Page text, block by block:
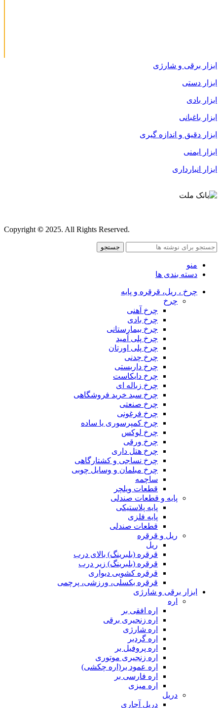
ابزار برقی و شارژی
ابزار دستی
ابزار بادی
ابزار باغبانی
ابزار دقیق و اندازه گیری
ابزار ایمنی
ابزار انبارداری
Copyright © 2025. All Rights Reserved.
جستجو
منو
دسته بندی ها
چرخ ، ریل، قرقره و پایه
چرخ
چرخ آهنی
چرخ بادی
چرخ بیمارستانی
چرخ پلی آمید
چرخ پلی اورتان
چرخ چدنی
چرخ داربستی
چرخ دایکاست
چرخ زباله ای
چرخ سبد خرید فروشگاهی
چرخ صنعتی
چرخ فرغونی
چرخ کمپرسوری یا ساده
چرخ لوکس
چرخ ورقی
چرخ هتل داری
چرخ نساجی و کشتارگاهی
چرخ مبلمان و وسایل چوبی
ساچمه
قطعات ویلچر
پایه و قطعات صندلی
پایه پلاستیکی
پایه فلزی
قطعات صندلی
ریل و قرقره
ریل
قرقره (بلبرینگ) بالای درب
قرقره (بلبرینگ) زیر درب
قرقره کشویی دیواری
قرقره بکسلی، ورزشی، پرچمی
ابزار برقی و شارژی
اره
اره افقی بر
اره زنجیری برقی
اره شارژی
اره گردبر
اره پروفیل بر
اره زنجیری موتوری
اره عمود بر(اره چکشی)
اره فارسی بر
اره میزی
دریل
دریل آچاری